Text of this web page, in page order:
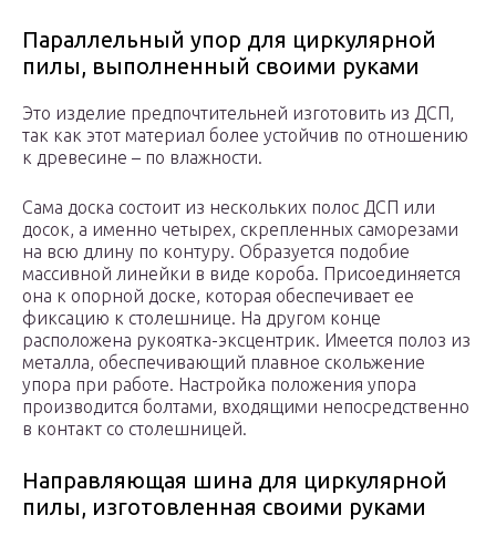
Параллельный упор для циркулярной
пилы, выполненный своими руками
Это изделие предпочтительней изготовить из ДСП,
так как этот материал более устойчив по отношению
к древесине – по влажности.
Сама доска состоит из нескольких полос ДСП или
досок, а именно четырех, скрепленных саморезами
на всю длину по контуру. Образуется подобие
массивной линейки в виде короба. Присоединяется
она к опорной доске, которая обеспечивает ее
фиксацию к столешнице. На другом конце
расположена рукоятка-эксцентрик. Имеется полоз из
металла, обеспечивающий плавное скольжение
упора при работе. Настройка положения упора
производится болтами, входящими непосредственно
в контакт со столешницей.
Направляющая шина для циркулярной
пилы, изготовленная своими руками